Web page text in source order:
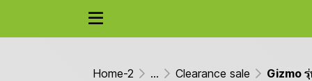
Home-2 ... Clearance sale Gizmo